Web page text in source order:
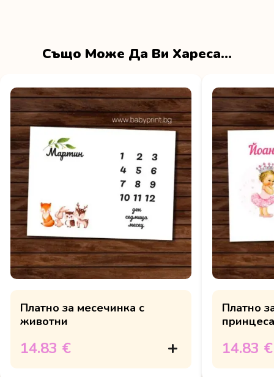
Също Може Да Ви Хареса…
Платно за месечинка с
животни
14.83 €
Платно
принцеса
14.83 €